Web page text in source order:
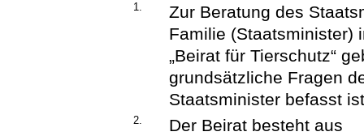
1.
Zur Beratung des
Familie (Staatsminister)
„Beirat für Tierschutz“
grundsätzliche Fragen
Staatsminister befasst
2. Der Beirat besteht aus